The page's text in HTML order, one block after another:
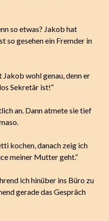
so etwas? Jakob hat
so gesehen ein Fremder in
Jakob wohl genau, denn er
Sekretär ist!“
an. Dann atmete sie tief
kochen, danach zeig ich
meiner Mutter geht.“
ich hinüber ins Büro zu
gerade das Gespräch